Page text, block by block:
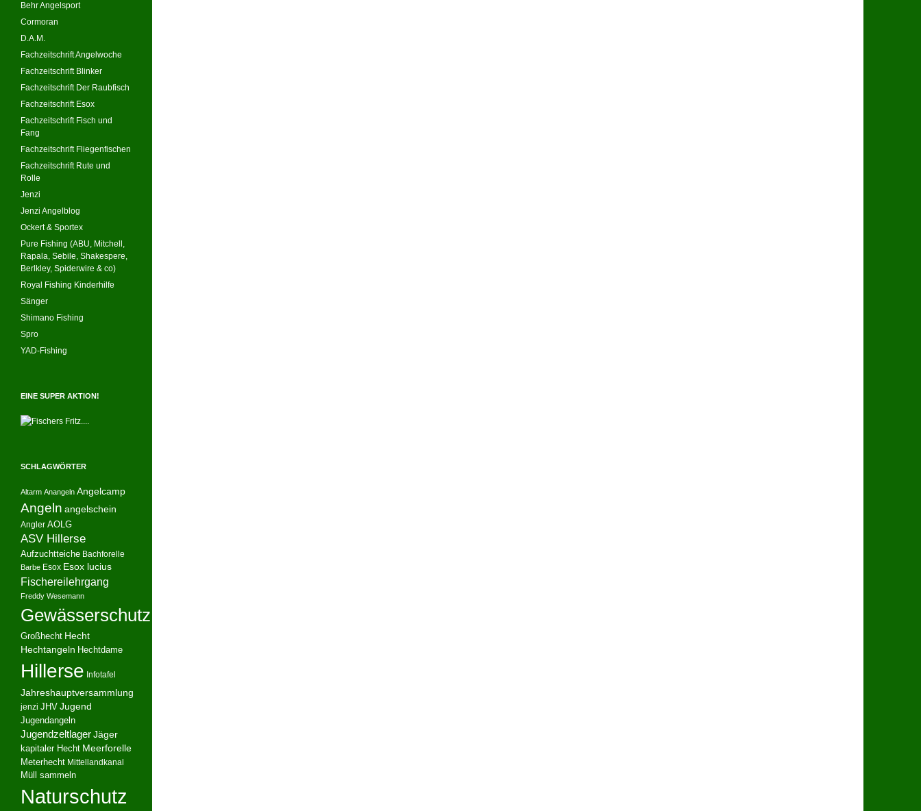
Behr Angelsport
Cormoran
D.A.M.
Fachzeitschrift Angelwoche
Fachzeitschrift Blinker
Fachzeitschrift Der Raubfisch
Fachzeitschrift Esox
Fachzeitschrift Fisch und
Fang
Fachzeitschrift Fliegenfischen
Fachzeitschrift Rute und
Rolle
Jenzi
Jenzi Angelblog
Ockert & Sportex
Pure Fishing (ABU, Mitchell,
Rapala, Sebile, Shakespere,
Berlkley, Spiderwire & co)
Royal Fishing Kinderhilfe
Sänger
Shimano Fishing
Spro
YAD-Fishing
EINE SUPER AKTION!
SCHLAGWÖRTER
Altarm Anangeln Angelcamp
Angeln angelschein
Angler AOLG
ASV Hillerse
Aufzuchtteiche Bachforelle
Barbe Esox Esox lucius
Fischereilehrgang
Freddy Wesemann
Gewässerschutz
Großhecht Hecht
Hechtangeln Hechtdame
Hillerse Infotafel
Jahreshauptversammlung
jenzi JHV Jugend
Jugendangeln
Jugendzeltlager Jäger
kapitaler Hecht Meerforelle
Meterhecht Mittellandkanal
Müll sammeln
Naturschutz